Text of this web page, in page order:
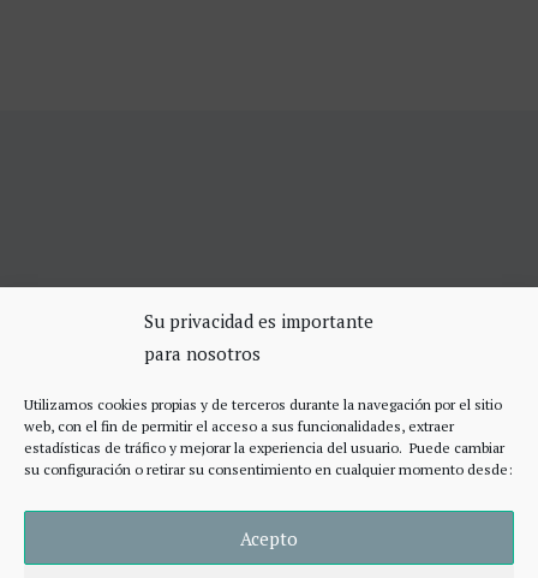
Su privacidad es importante
para nosotros
Utilizamos cookies propias y de terceros durante la navegación por el sitio
web, con el fin de permitir el acceso a sus funcionalidades, extraer
estadísticas de tráfico y mejorar la experiencia del usuario. Puede cambiar
su configuración o retirar su consentimiento en cualquier momento desde:
Acepto
SERVICIOS DE CERRAJERÍA
Apertura Puertas Madrid 75€
Cerraduras de alta seguridad
Accesos